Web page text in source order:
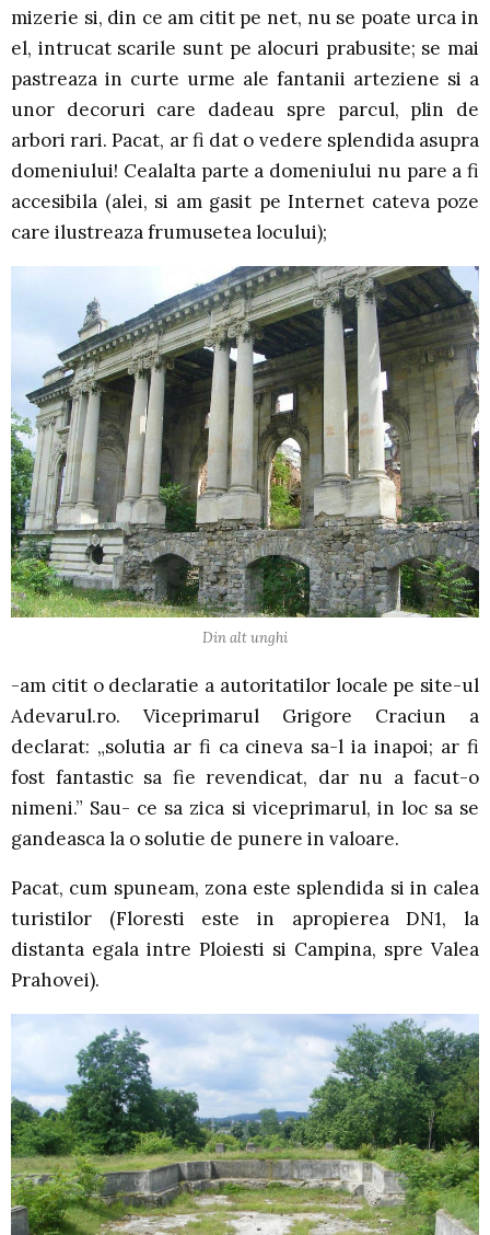
mizerie si, din ce am citit pe net, nu se poate urca in
el, intrucat scarile sunt pe alocuri prabusite; se mai
pastreaza in curte urme ale fantanii arteziene si a
unor decoruri care dadeau spre parcul, plin de
arbori rari. Pacat, ar fi dat o vedere splendida asupra
domeniului! Cealalta parte a domeniului nu pare a fi
accesibila (alei, si am gasit pe Internet cateva poze
care ilustreaza frumusetea locului);
Din alt unghi
-am citit o declaratie a autoritatilor locale pe site-ul
Adevarul.ro. Viceprimarul Grigore Craciun a
declarat: „solutia ar fi ca cineva sa-l ia inapoi; ar fi
fost fantastic sa fie revendicat, dar nu a facut-o
nimeni.” Sau- ce sa zica si viceprimarul, in loc sa se
gandeasca la o solutie de punere in valoare.
Pacat, cum spuneam, zona este splendida si in calea
turistilor (Floresti este in apropierea DN1, la
distanta egala intre Ploiesti si Campina, spre Valea
Prahovei).